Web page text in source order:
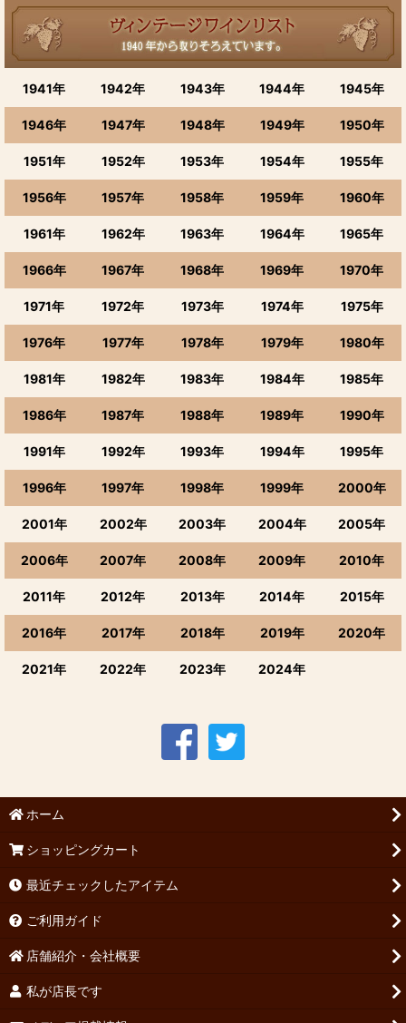
1941年 1942年 1943年 1944年 1945年
1946年 1947年 1948年 1949年 1950年
1951年 1952年 1953年 1954年 1955年
1956年 1957年 1958年 1959年 1960年
1961年 1962年 1963年 1964年 1965年
1966年 1967年 1968年 1969年 1970年
1971年 1972年 1973年 1974年 1975年
1976年 1977年 1978年 1979年 1980年
1981年 1982年 1983年 1984年 1985年
1986年 1987年 1988年 1989年 1990年
1991年 1992年 1993年 1994年 1995年
1996年 1997年 1998年 1999年 2000年
2001年 2002年 2003年 2004年 2005年
2006年 2007年 2008年 2009年 2010年
2011年 2012年 2013年 2014年 2015年
2016年 2017年 2018年 2019年 2020年
2021年 2022年 2023年 2024年
ホーム
ショッピングカート
最近チェックしたアイテム
ご利用ガイド
店舗紹介・会社概要
私が店長です